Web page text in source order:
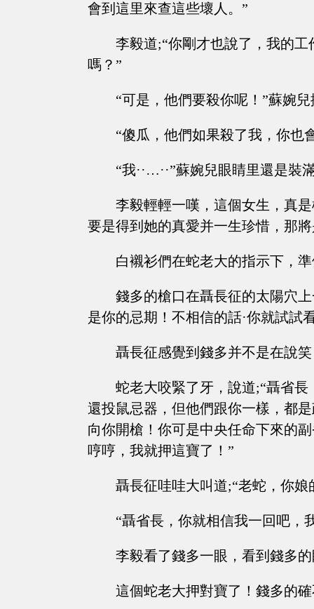
會到這里來查這些壞人。”
李毅道;“你剛才也說了，我的
嗎？”
“可是，他們要殺你呢！”蘇婉
“傻瓜，他們如果殺了我，你也
“我··…··”蘇婉兒眼睛里還是裝
李毅輕輕一嘆，這個女生，真
要是得到她的真愛并一生珍惜，那
白襯衫們在蛇老大的指示下，
錢多的槍口在聶長征的太陽穴
是你的忌期！不相信的話·你就試試
聶長征感覺到錢多并不是在說
蛇老大咬緊了牙，說道;“聶省
還投鼠忌器，但他們跟你一樣，都
向你開槍！你可是中央任命下來的
哼哼，我就押這寶了！”
聶長征哇哇大叫道;“老蛇，你
“聶省長，你就相信我一回吧，
李毅看了錢多一眼，看到錢多
這個蛇老大押對寶了！錢多的